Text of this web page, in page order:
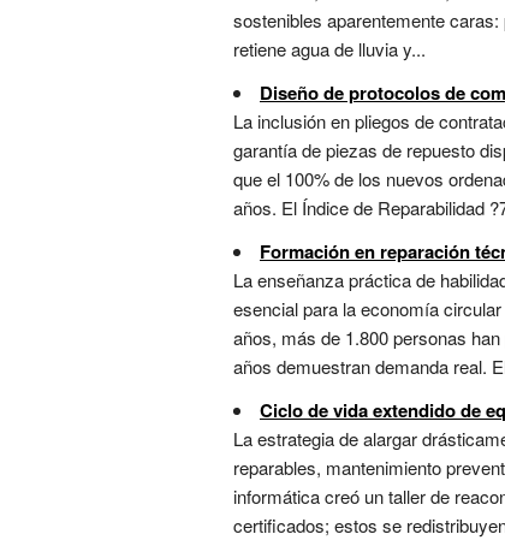
sostenibles aparentemente
retiene agua de lluvia y...
Diseño de protocolos de
La inclusión en pliegos de
garantía de piezas de repuesto
que el 100% de los nuevos
años. El Índice de Reparabilidad
Formación en reparación
La enseñanza práctica de
esencial para la economía
años, más de 1.800 personas
años demuestran demanda real.
Ciclo de vida extendido de
La estrategia de alargar
reparables, mantenimiento
informática creó un taller de
certificados; estos se